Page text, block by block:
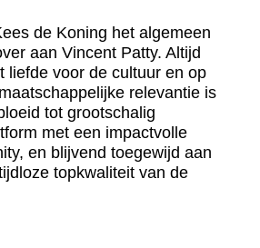
de Koning het algemeen
aan Vincent Patty. Altijd
liefde voor de cultuur en op
relevantie is
tot grootschalig
met een impactvolle
en blijvend toegewijd aan
topkwaliteit van de